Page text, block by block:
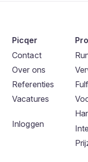
Picqer
Contact
Over ons
Referenties
Vacatures
Inloggen